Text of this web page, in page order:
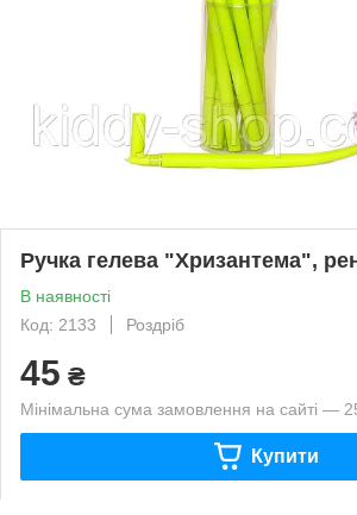
Ручка гелева "Хризантема",
В наявності
Код: 2133
Роздріб
45 ₴
Мінімальна сума замовлення на сайті —
Купити